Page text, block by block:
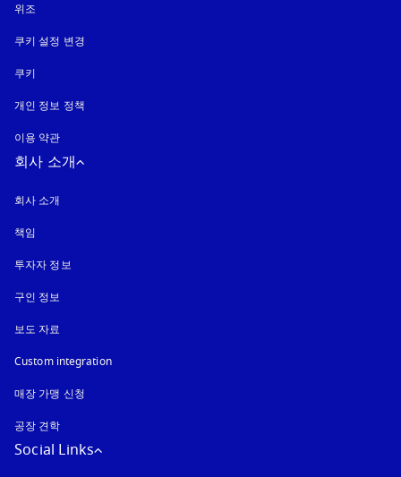
위조
쿠키 설정 변경
쿠키
개인 정보 정책
이용 약관
회사 소개
회사 소개
책임
투자자 정보
구인 정보
보도 자료
Custom integration
매장 가맹 신청
공장 견학
Social Links